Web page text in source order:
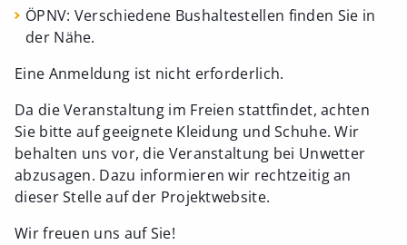
ÖPNV: Verschiedene Bushaltestellen finden Sie in
der Nähe.
Eine Anmeldung ist nicht erforderlich.
Da die Veranstaltung im Freien stattfindet, achten
Sie bitte auf geeignete Kleidung und Schuhe. Wir
behalten uns vor, die Veranstaltung bei Unwetter
abzusagen. Dazu informieren wir rechtzeitig an
dieser Stelle auf der Projektwebsite.
Wir freuen uns auf Sie!